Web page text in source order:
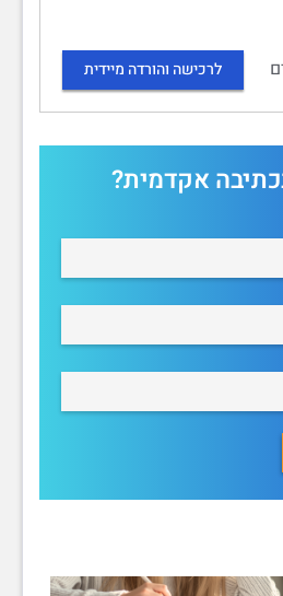
לרכישה והורדה מיידית
אקדמית?